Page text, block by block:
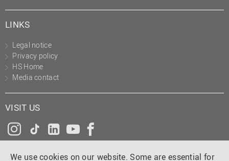
We use cookies on our website. Some are essential for
LINKS
Legal notice
Privacy policy
HS Home
Media contact
VISIT US
Instagram
Tiktok
LinkedInYouTube